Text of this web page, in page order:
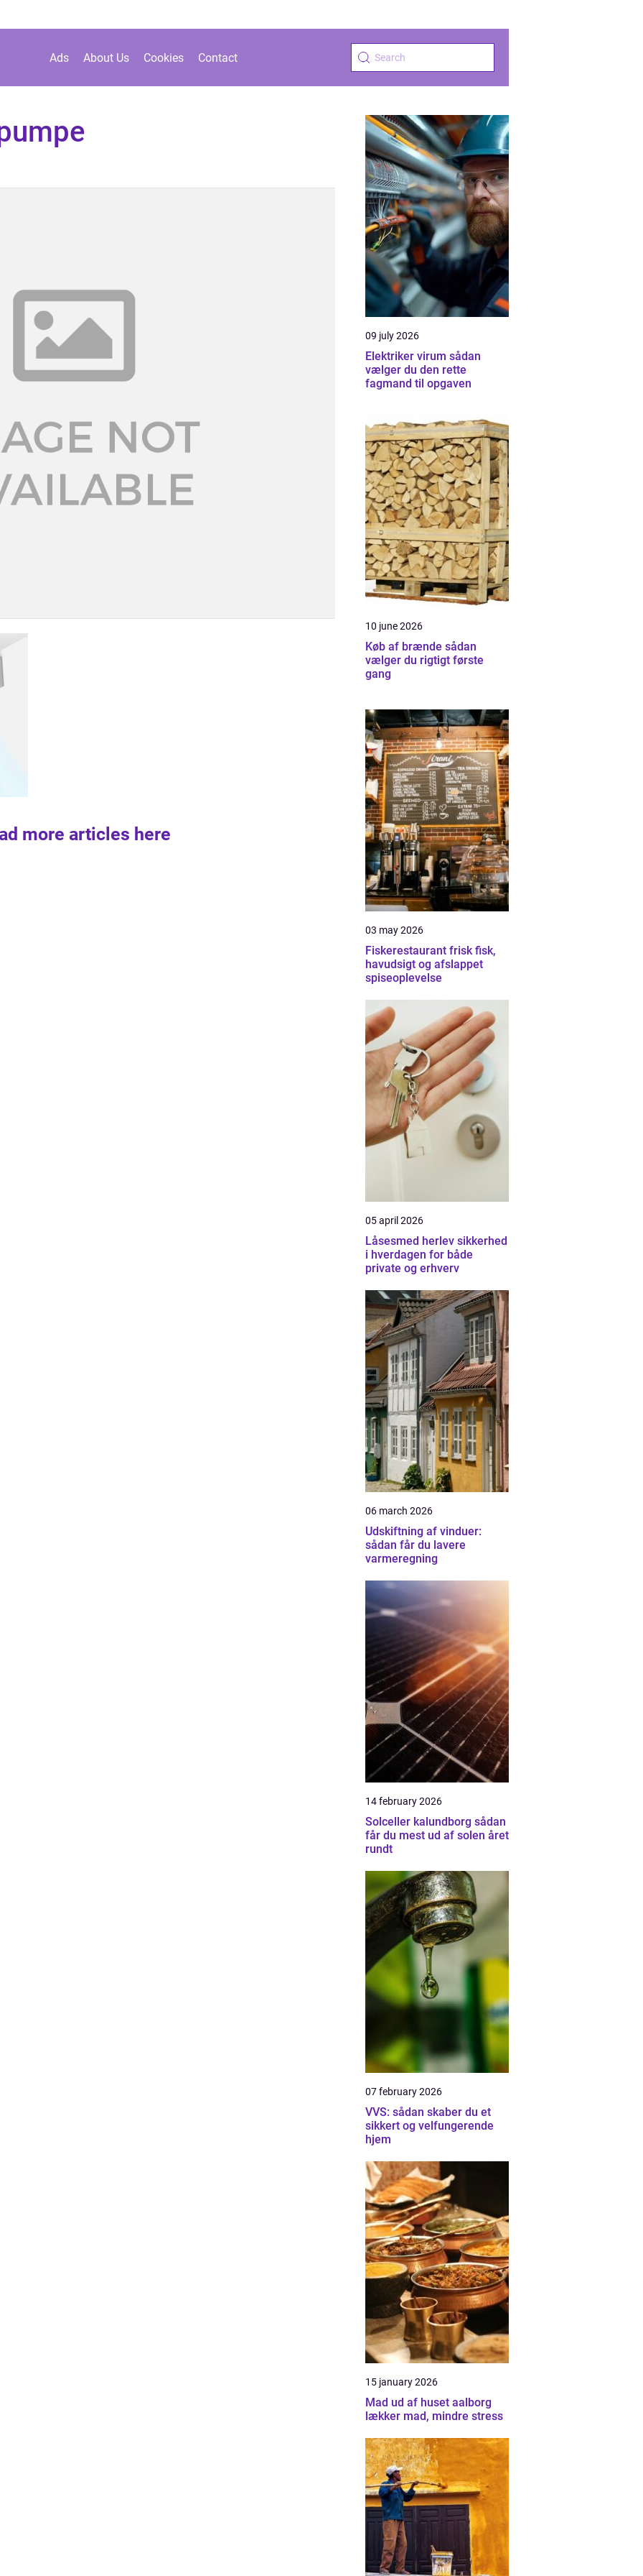
Ads About Us Cookies Contact
more articles here
09 july 2026
Elektriker virum sådan
vælger du den rette
fagmand til opgaven
10 june 2026
Køb af brænde sådan
vælger du rigtigt første
gang
03 may 2026
Fiskerestaurant frisk fisk,
havudsigt og afslappet
spiseoplevelse
05 april 2026
Låsesmed herlev sikkerhed
i hverdagen for både
private og erhverv
06 march 2026
Udskiftning af vinduer:
sådan får du lavere
varmeregning
14 february 2026
Solceller kalundborg sådan
får du mest ud af solen året
rundt
07 february 2026
VVS: sådan skaber du et
sikkert og velfungerende
hjem
15 january 2026
Mad ud af huset aalborg
lækker mad, mindre stress